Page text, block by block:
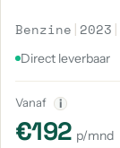
Benzine | 2023 |
Direct leverbaar
Vanaf i
€192 p/mnd